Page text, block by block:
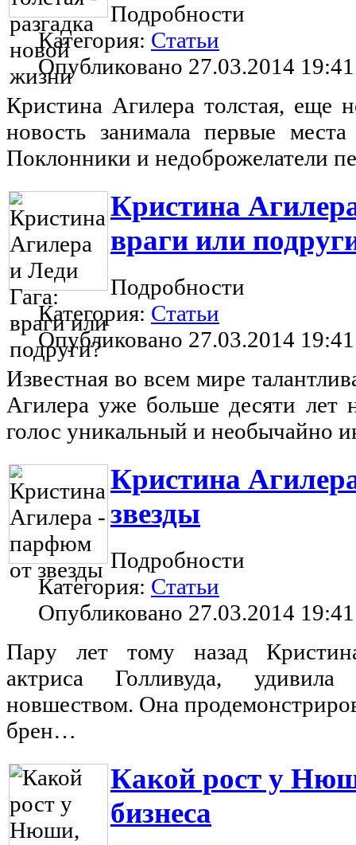
Подробности
Категория: Статьи
Опубликовано 27.03.2014 19:41
Кристина Агилера толстая, еще
новость занимала первые
Поклонники и недоброжелатели
Кристина
враги или
Подробности
Категория: Статьи
Опубликовано 27.03.2014 19:41
Известная во всем мире
Агилера уже больше десяти лет
голос уникальный и необычайно
Кристина
звезды
Подробности
Категория: Статьи
Опубликовано 27.03.2014 19:41
Пару лет тому назад
актриса Голливуда,
новшеством. Она
брен…
Какой рост у
бизнеса